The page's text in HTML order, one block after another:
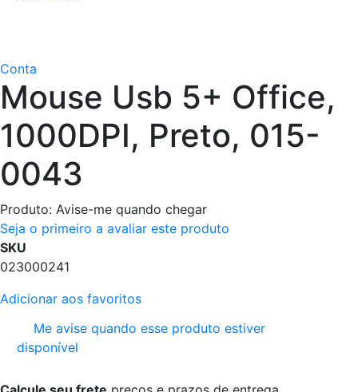
Conta
Mouse Usb 5+ Office,
1000DPI, Preto, 015-
0043
Produto: Avise-me quando chegar
Seja o primeiro a avaliar este produto
SKU
023000241
Adicionar aos favoritos
Me avise quando esse produto estiver
disponível